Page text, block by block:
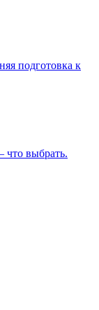
подготовка к
что выбрать.